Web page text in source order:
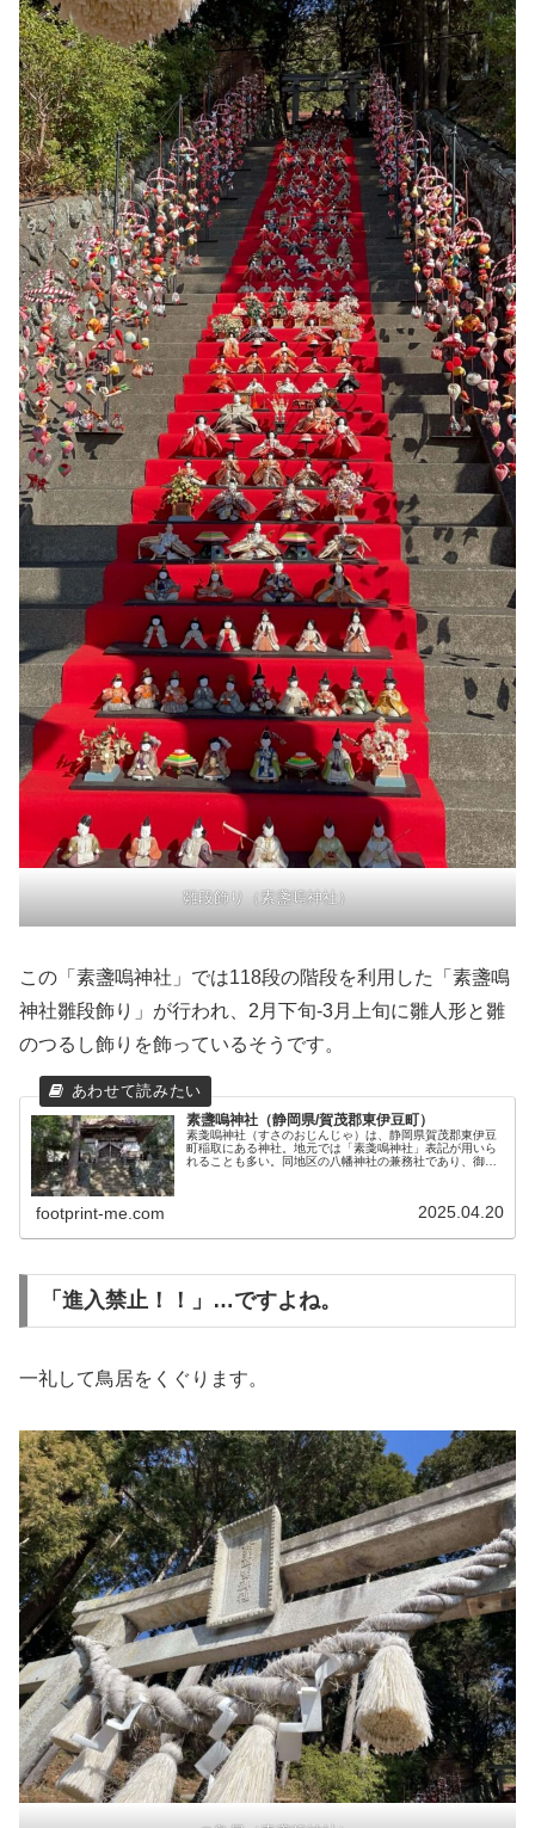
雛段飾り（素盞嗚神社）
この「素盞嗚神社」では118段の階段を利用した「素盞鳴
神社雛段飾り」が行われ、2月下旬-3月上旬に雛人形と雛
のつるし飾りを飾っているそうです。
素盞嗚神社（静岡県/賀茂郡東伊豆町）
素戔嗚神社（すさのおじんじゃ）は、静岡県賀茂郡東伊豆
町稲取にある神社。地元では「素戔鳴神社」表記が用いら
れることも多い。同地区の八幡神社の兼務社であり、御朱
footprint-me.com 2025.04.20
「進入禁止！！」…ですよね。
一礼して鳥居をくぐります。